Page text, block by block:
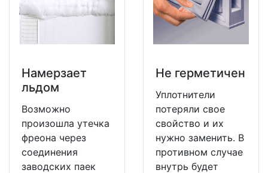
Намерзает
льдом
Возможно
произошла утечка
фреона через
соединения
заводских паек
Не герметичен
Уплотнители
потеряли свое
свойство и их
нужно заменить. В
противном случае
внутрь будет